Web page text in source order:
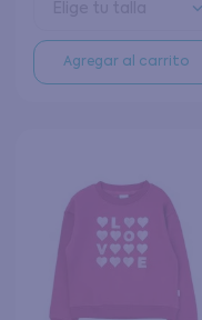
Agregar al carrito